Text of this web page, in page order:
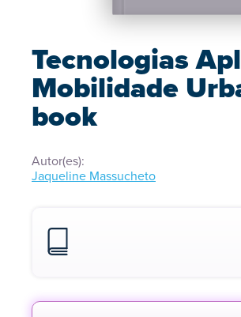
Tecnologias
Mobilidade
book
Autor(es):
Jaqueline Massucheto